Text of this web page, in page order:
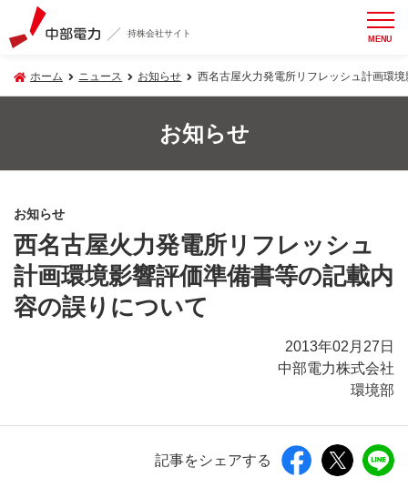
持株会社サイト MENU
ホーム ニュース お知らせ 西名古屋火力発電所リフレッシュ計画環
お知らせ
お知らせ
西名古屋火力発電所リフレッシュ
計画環境影響評価準備書等の記載内
容の誤りについて
2013年02月27日
中部電力株式会社
環境部
記事をシェアする